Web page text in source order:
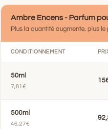
Ambre Encens - Parfum
Plus la quantité augmente, plus le
CONDITIONNEMENT
50ml
7,81€
500ml
46,27€